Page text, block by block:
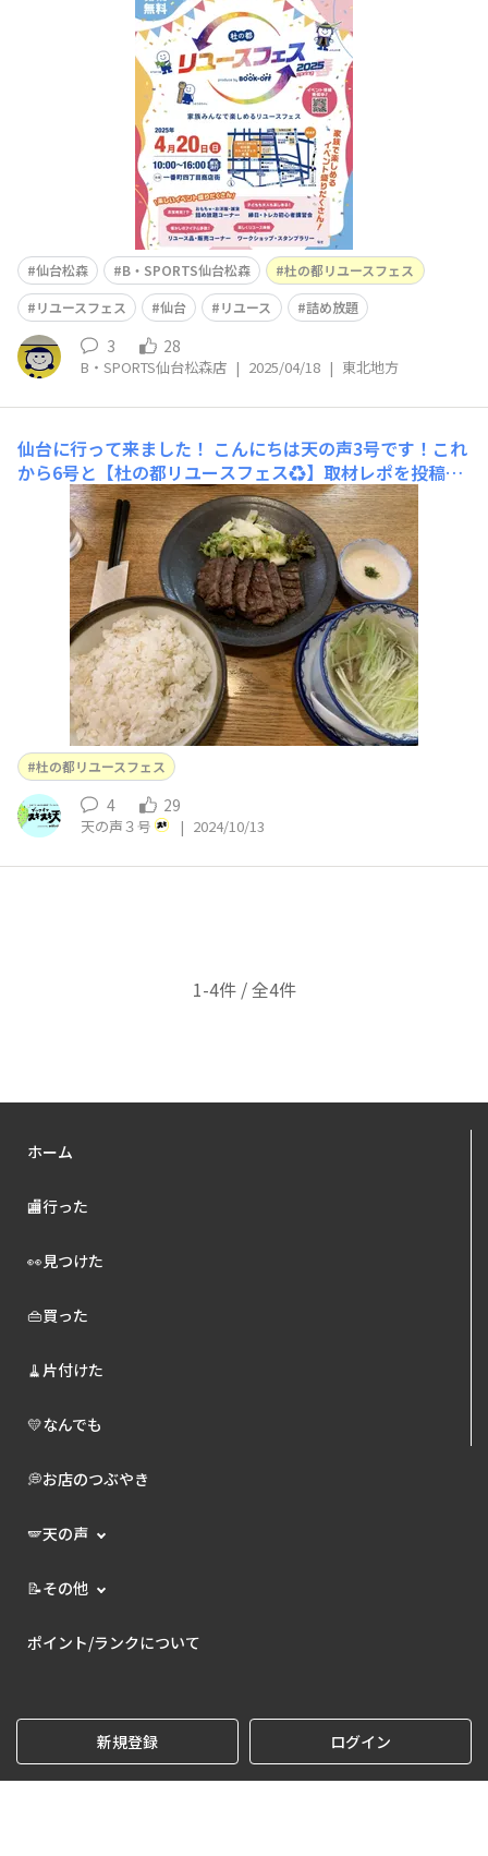
🎉 毎年秋に開催しているリユースフェスですが、今年は
春にも開催いたします🌸 書籍📚や着物👘の販売、洋服👔
や雑貨・おもちゃ🧸の詰め放題、
仙台松森 B・SPORTS仙台松森
杜の都リユースフェス
リユースフェス
仙台 リユース 詰め放題
3 28
B・SPORTS仙台松森店 | 2025/04/18 | 東北地方
仙台に行って来ました！ こんにちは天の声3号です！これ
から6号と【杜の都リユースフェス♻️】取材レポを投稿し
ていきます！写真は気合い入れるために食べた牛タン！幸
せすぎてニマニマ食べてたら6号に激写されました🥩
杜の都リユースフェス
4 29
天の声３号 | 2024/10/13
1-4件 / 全4件
ホーム
🏬行った
👀見つけた
👜買った
🧹片付けた
💛なんでも
💭お店のつぶやき
🪽天の声
📝その他
ポイント/ランクについて
新規登録 ログイン